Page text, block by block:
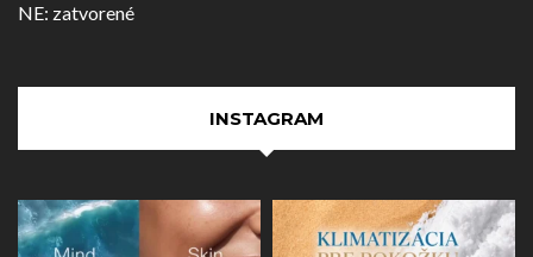
NE: zatvorené
INSTAGRAM